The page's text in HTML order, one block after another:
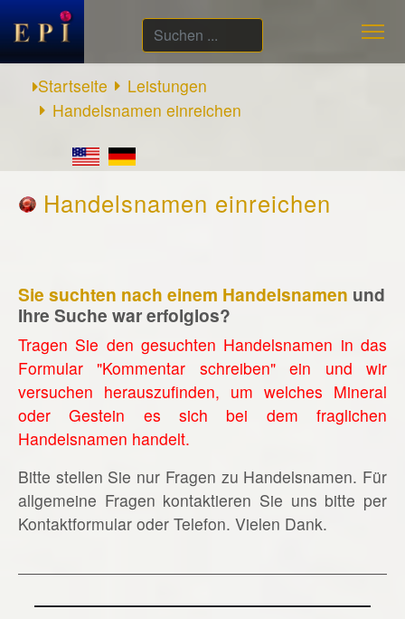
Suchen
...
Startseite
Leistungen
Handelsnamen einreichen
Handelsnamen einreichen
Sie suchten nach einem Handelsnamen und
Ihre Suche war erfolglos?
Tragen Sie den gesuchten Handelsnamen in das
Formular "Kommentar schreiben" ein und wir
versuchen herauszufinden, um welches Mineral
oder Gestein es sich bei dem fraglichen
Handelsnamen handelt.
Bitte stellen Sie nur Fragen zu Handelsnamen. Für
allgemeine Fragen kontaktieren Sie uns bitte per
Kontaktformular oder Telefon. Vielen Dank.